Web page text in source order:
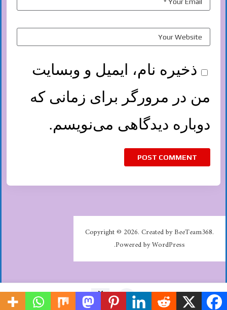
ذخیره نام، ایمیل و وبسایت
من در مرورگر برای زمانی که
دوباره دیدگاهی می‌نویسم.
Copyright © 2026. Created by BeeTeam368.
Powered by WordPress.